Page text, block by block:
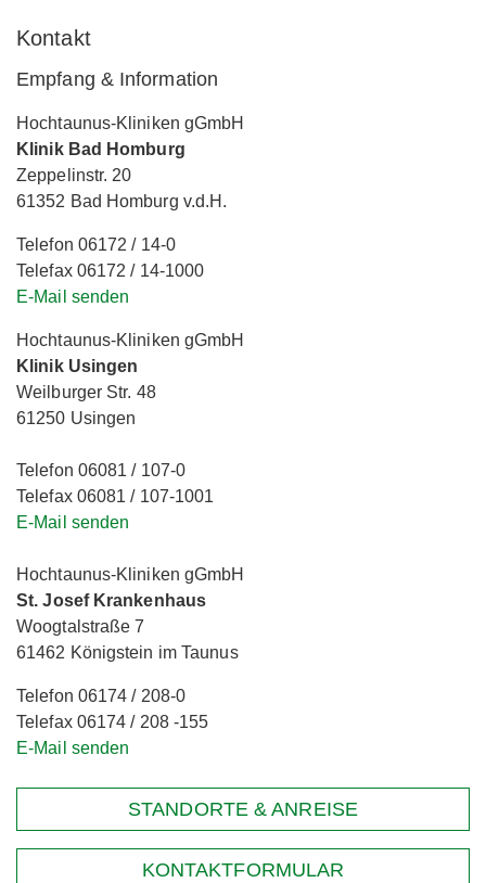
Kontakt
Empfang & Information
Hochtaunus-Kliniken gGmbH
Klinik Bad Homburg
Zeppelinstr. 20
61352 Bad Homburg v.d.H.
Telefon 06172 / 14-0
Telefax 06172 / 14-1000
E-Mail senden
Hochtaunus-Kliniken gGmbH
Klinik Usingen
Weilburger Str. 48
61250 Usingen
Telefon 06081 / 107-0
Telefax 06081 / 107-1001
E-Mail senden
Hochtaunus-Kliniken gGmbH
St. Josef Krankenhaus
Woogtalstraße 7
61462 Königstein im Taunus
Telefon 06174 / 208-0
Telefax 06174 / 208 -155
E-Mail senden
STANDORTE & ANREISE
KONTAKTFORMULAR